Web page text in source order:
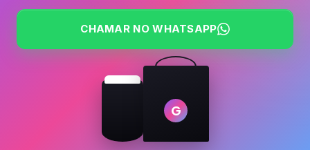
CHAMAR NO WHATSAPP
G